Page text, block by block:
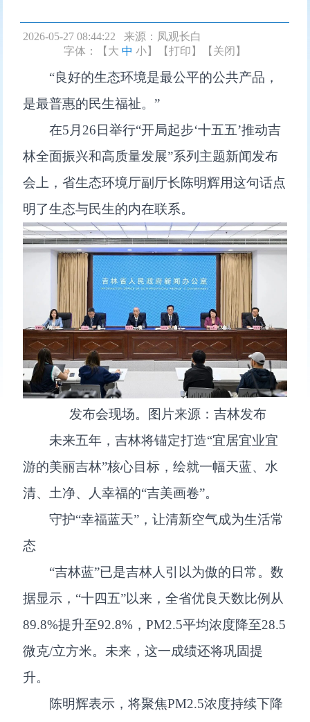
2026-05-27 08:44:22 来源： 凤观长白
字体：【 大 中 小】 【打印】 【关闭】
“良好的生态环境是最公平的公共产品，
是最普惠的民生福祉。”
在5月26日举行“开局起步‘十五五’推动吉
林全面振兴和高质量发展”系列主题新闻发布
会上，省生态环境厅副厅长陈明辉用这句话点
明了生态与民生的内在联系。
发布会现场。图片来源：吉林发布
未来五年，吉林将锚定打造“宜居宜业宜
游的美丽吉林”核心目标，绘就一幅天蓝、水
清、土净、人幸福的“吉美画卷”。
守护“幸福蓝天”，让清新空气成为生活常
态
“吉林蓝”已是吉林人引以为傲的日常。数
据显示，“十四五”以来，全省优良天数比例从
89.8%提升至92.8%，PM2.5平均浓度降至28.5
微克/立方米。未来，这一成绩还将巩固提
升。
陈明辉表示，将聚焦PM2.5浓度持续下降